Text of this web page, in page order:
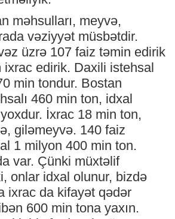
məhsulları, meyvə,
vəziyyət müsbətdir.
üzrə 107 faiz təmin edirik
edirik. Daxili istehsal
min tondur. Bostan
460 min ton, idxal
İxrac 18 min ton,
giləmeyvə. 140 faiz
1 milyon 400 min ton.
var. Çünki müxtəlif
onlar idxal olunur, bizdə
ixrac da kifayət qədər
600 min tona yaxın.